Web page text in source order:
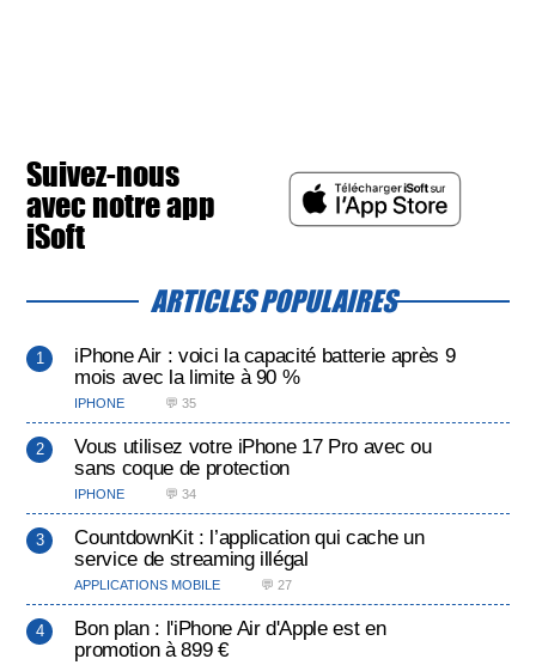
Suivez-nous
avec notre app
iSoft
ARTICLES POPULAIRES
iPhone Air : voici la capacité batterie après 9
mois avec la limite à 90 %
IPHONE 💬 35
Vous utilisez votre iPhone 17 Pro avec ou
sans coque de protection
IPHONE 💬 34
CountdownKit : l’application qui cache un
service de streaming illégal
APPLICATIONS MOBILE 💬 27
Bon plan : l'iPhone Air d'Apple est en
promotion à 899 €